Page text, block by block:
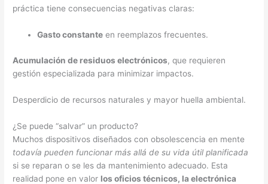
práctica tiene consecuencias negativas claras:
Gasto constante en reemplazos frecuentes.
Acumulación de residuos electrónicos, que requieren
gestión especializada para minimizar impactos.
Desperdicio de recursos naturales y mayor huella ambiental.
¿Se puede “salvar” un producto?
Muchos dispositivos diseñados con obsolescencia en mente
todavía pueden funcionar más allá de su vida útil planificada
si se reparan o se les da mantenimiento adecuado. Esta
realidad pone en valor los oficios técnicos, la electrónica